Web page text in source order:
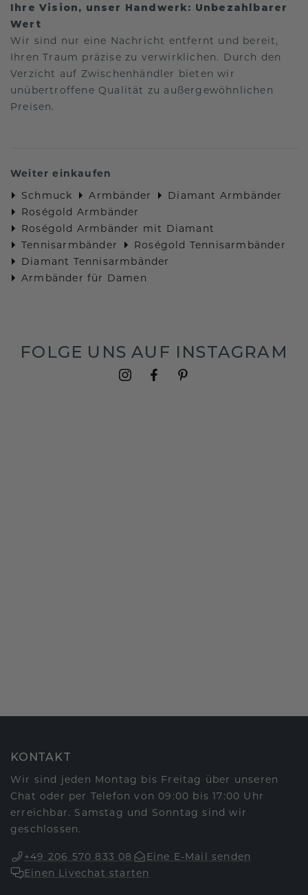
Ihre Vision, unser Handwerk: Unbezahlbarer
Wert
Wir sind nur eine Nachricht entfernt und bereit,
Ihren Traum präzise zu verwirklichen. Durch den
Verzicht auf Zwischenhändler bieten wir
unübertroffene Qualität zu außergewöhnlichen
Preisen.
Weiter einkaufen
Schmuck
Armbänder
Diamant Armbänder
Roségold Armbänder
Roségold Armbänder mit Diamant
Tennisarmbänder
Roségold Tennisarmbänder
Diamant Tennisarmbänder
Armbänder für Damen
FOLGE UNS AUF INSTAGRAM
KONTAKT
Wir sind jeden Montag bis Freitag über unseren
Chat oder per Telefon von 09:00 bis 17:00 Uhr
erreichbar. Samstag und Sonntag sind wir
geschlossen.
+49 206 570 833 08
Eine E-Mail senden
Einen Livechat starten